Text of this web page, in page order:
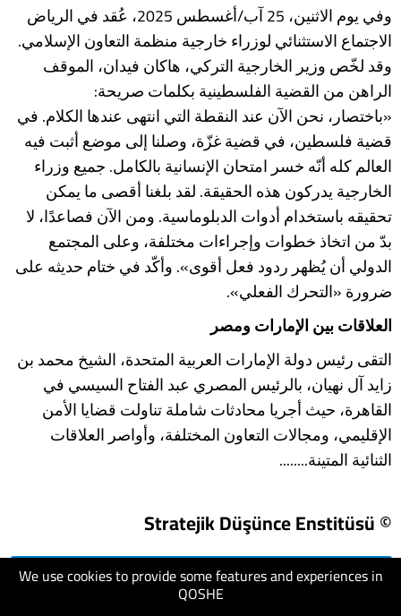
We use cookies to provide some features and experiences in
QOSHE
وفي يوم الاثنين، 25 آب/أغسطس 2025، عُقد في الرياض
الاجتماع الاستثنائي لوزراء خارجية منظمة التعاون الإسلامي.
وقد لخّص وزير الخارجية التركي، هاكان فيدان، الموقف
الراهن من القضية الفلسطينية بكلمات صريحة:
«باختصار، نحن الآن عند النقطة التي انتهى عندها الكلام. في
قضية فلسطين، في قضية غزّة، وصلنا إلى موضع أثبت فيه
العالم كله أنّه خسر امتحان الإنسانية بالكامل. جميع وزراء
الخارجية يدركون هذه الحقيقة. لقد بلغنا أقصى ما يمكن
تحقيقه باستخدام أدوات الدبلوماسية. ومن الآن فصاعدًا، لا
بدّ من اتخاذ خطوات وإجراءات مختلفة، وعلى المجتمع
الدولي أن يُظهر ردود فعل أقوى». وأكّد في ختام حديثه على
ضرورة «التحرك الفعلي».
العلاقات بين الإمارات ومصر
التقى رئيس دولة الإمارات العربية المتحدة، الشيخ محمد بن
زايد آل نهيان، بالرئيس المصري عبد الفتاح السيسي في
القاهرة، حيث أجريا محادثات شاملة تناولت قضايا الأمن
الإقليمي، ومجالات التعاون المختلفة، وأواصر العلاقات
الثنائية المتينة........
© Stratejik Düşünce Enstitüsü
visit website